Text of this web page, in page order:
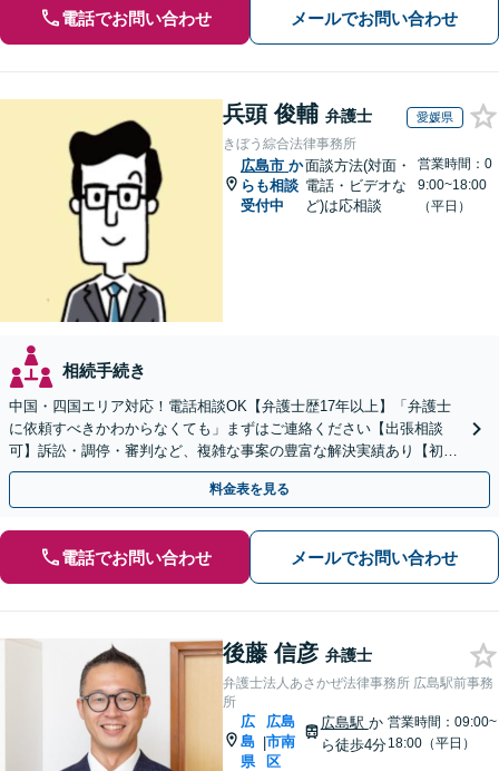
電話でお問い合わせ メールでお問い合わせ
兵頭 俊輔 弁護士 愛媛県
きぼう綜合法律事務所
広島市 か
らも相談
受付中
面談方法(対面・
電話・ビデオな
ど)は応相談
営業時間：0
9:00~18:00
（平日）
相続手続き
中国・四国エリア対応！電話相談OK【弁護士歴17年以上】「弁護士
に依頼すべきかわからなくても」まずはご連絡ください【出張相談
可】訴訟・調停・審判など、複雑な事案の豊富な解決実績あり【初回
相談無料】初回面談のみで解決できるケースもあります
料金表を見る
電話でお問い合わせ メールでお問い合わせ
後藤 信彦 弁護士
弁護士法人あさかぜ法律事務所 広島駅前事務
所
広
島
県
|
広島
市南
区
広島駅 か
ら徒歩4分
営業時間：09:00~
18:00（平日）